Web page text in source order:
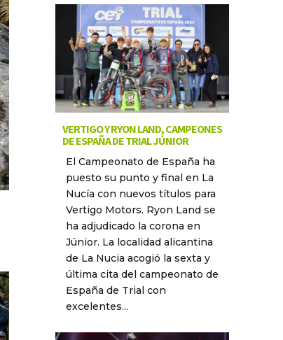
VERTIGO Y RYON LAND, CAMPEONES
DE ESPAÑA DE TRIAL JÚNIOR
El Campeonato de España ha
puesto su punto y final en La
Nucía con nuevos títulos para
Vertigo Motors. Ryon Land se
ha adjudicado la corona en
Júnior. La localidad alicantina
de La Nucia acogió la sexta y
última cita del campeonato de
España de Trial con
excelentes...